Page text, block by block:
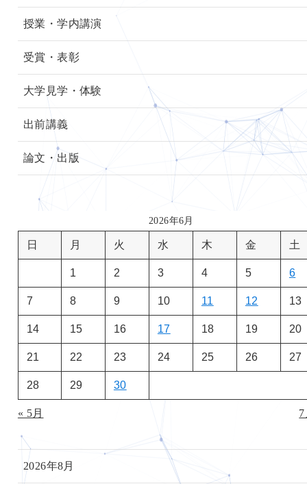
授業・学内講演
受賞・表彰
大学見学・体験
出前講義
論文・出版
2026年6月
日 月 火 水 木 金 土
1 2 3 4 5 6
7 8 9 10 11 12 13
14 15 16 17 18 19 20
21 22 23 24 25 26 27
28 29 30
« 5月
2026年8月